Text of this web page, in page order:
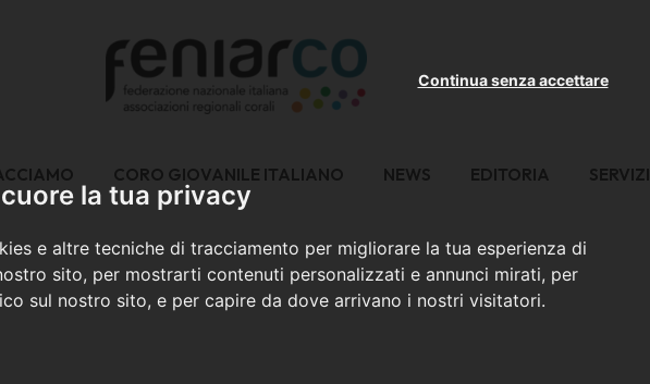
la tua privacy
e altre tecniche di tracciamento per migliorare la tua esperienza di
sito, per mostrarti contenuti personalizzati e annunci mirati, per
sul nostro sito, e per capire da dove arrivano i nostri visitatori.
Continua senza accettare
CORO GIOVANILE ITALIANO NEWS EDITORIA SERVIZI